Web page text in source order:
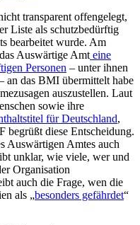
transparent offengelegt,
Liste als schutzbedürftig
bearbeitet wurde. Am
Auswärtige Amteine
Personen – unter ihnen
an das BMI übermittelt habe
auszustellen. Laut
sowie ihre
für Deutschland,
begrüßt diese Entscheidung.
Auswärtigen Amtes auch
unklar, wie viele, wer und
Organisation
auch die Frage, wen die
als „besonders gefährdet“